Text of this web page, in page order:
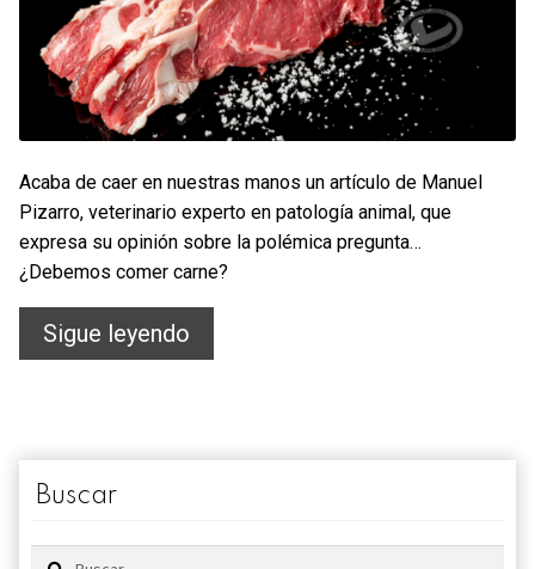
Acaba de caer en nuestras manos un artículo de Manuel
Pizarro, veterinario experto en patología animal, que
expresa su opinión sobre la polémica pregunta…
¿Debemos comer carne?
Sigue leyendo
Buscar
Buscar: